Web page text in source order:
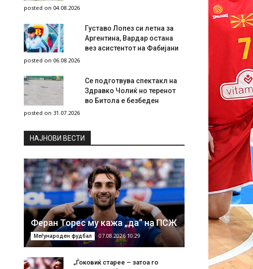
posted on 04.08.2026
Густаво Лопез си летна за
Аргентина, Вардар остана
вез асистентот на Фабијани
posted on 06.08.2026
Се подготвува спектакл на
Здравко Чолиќ но теренот
во Битола е безбеден
posted on 31.07.2026
НAЈНОВИ ВЕСТИ
Феран Торес му кажа „да“ на ПСЖ
Меѓународен фудбал 07.08.2026 10:29
„Ѓоковиќ старее – затоа го